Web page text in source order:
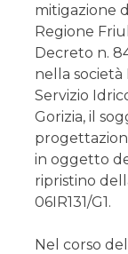
mitigazione
Regione
Decreto n.
nella società
Servizio
Gorizia, il
in oggetto
ripristino
06IR131/G1.
Nel corso